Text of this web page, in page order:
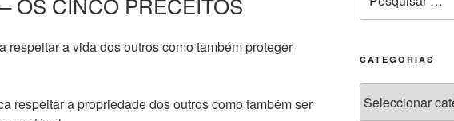
respeitar a vida dos outros como também proteger
respeitar a propriedade dos outros como também ser
CATEGORIAS